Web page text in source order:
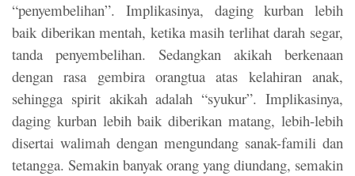
“penyembelihan”. Implikasinya, daging kurban lebih
baik diberikan mentah, ketika masih terlihat darah segar,
tanda penyembelihan. Sedangkan akikah berkenaan
dengan rasa gembira orangtua atas kelahiran anak,
sehingga spirit akikah adalah “syukur”. Implikasinya,
daging kurban lebih baik diberikan matang, lebih-lebih
disertai walimah dengan mengundang sanak-famili dan
tetangga. Semakin banyak orang yang diundang, semakin